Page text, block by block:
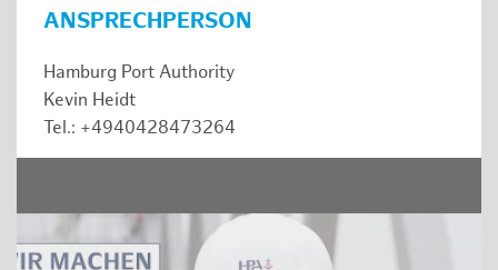
ANSPRECHPERSON
Hamburg Port Authority
Kevin Heidt
Tel.: +4940428473264